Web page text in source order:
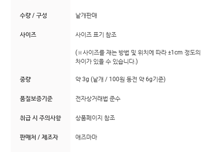
수량 / 구성 낱개판매
사이즈 사이즈 표기 참조
(※사이즈를 재는 방법 및 위치에 따라 ±1cm 정도의
차이가 있을 수 있습니다.)
중량 약 3g (낱개 / 100원 동전 약 6g기준)
품질보증기준 전자상거래법 준수
취급 시 주의사항 상품페이지 참조
판매처 / 제조자 애즈마마